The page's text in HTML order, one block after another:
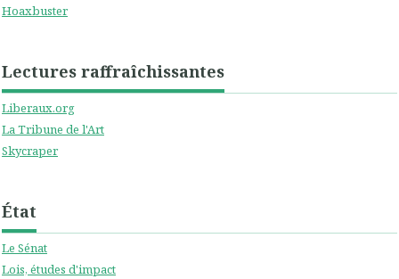
Hoaxbuster
Lectures raffraîchissantes
Liberaux.org
La Tribune de l'Art
Skycraper
État
Le Sénat
Lois, études d'impact